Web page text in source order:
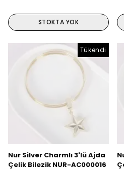
STOKTA YOK
Tükendi
Nur Silver Charmlı 3'lü Ajda
Çelik Bilezik NUR-AC000016